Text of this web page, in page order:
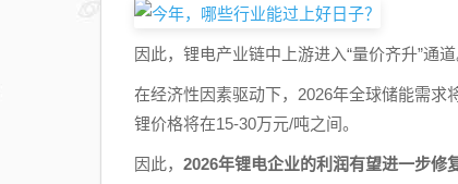
因此，锂电产业链中上游进入“量价齐升”通道
在经济性因素驱动下，2026年全球储能需求
锂价格将在15-30万元/吨之间。
因此， 2026年锂电企业的利润有望进一步修